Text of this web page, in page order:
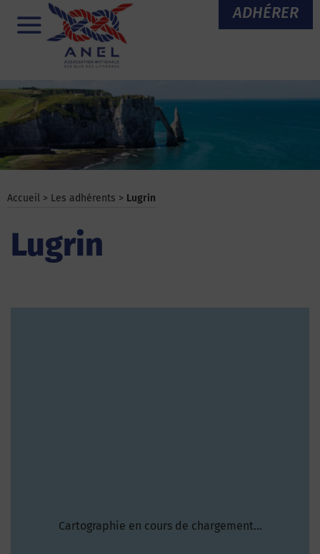
ADHÉRER
Menu
Accueil > Les adhérents > Lugrin
Lugrin
Cartographie en cours de chargement...